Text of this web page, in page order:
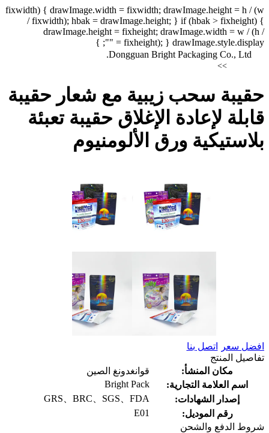
fixwidth) { drawImage.width = fixwidth; drawImage.height = h / (w
/ fixwidth); hbak = drawImage.height; } if (hbak > fixheight) {
drawImage.height = fixheight; drawImage.width = w / (h /
fixheight); } drawImage.style.display = ""; }
Dongguan Bright Packaging Co., Ltd.
>>
حقيبة سحب زيبية مع شعار حقيبة
قابلة لإعادة الإغلاق حقيبة تعبئة
بلاستيكية ورق الألومنيوم
افضل سعر
اتصل بنا
تفاصيل المنتج
مكان المنشأ:
قوانغدونغ الصين
اسم العلامة التجارية:
Bright Pack
إصدار الشهادات:
GRS、BRC、SGS、FDA
رقم الموديل:
E01
شروط الدفع والشحن